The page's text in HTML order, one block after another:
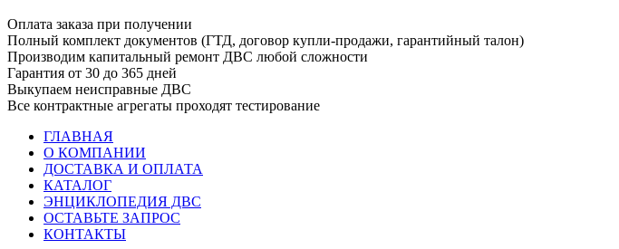
Оплата заказа при получении
Полный комплект документов (ГТД, договор купли-продажи, гарантийный талон)
Производим капитальный ремонт ДВС любой сложности
Гарантия от 30 до 365 дней
Выкупаем неисправные ДВС
Все контрактные агрегаты проходят тестирование
ГЛАВНАЯ
О КОМПАНИИ
ДОСТАВКА И ОПЛАТА
КАТАЛОГ
ЭНЦИКЛОПЕДИЯ ДВС
ОСТАВЬТЕ ЗАПРОС
КОНТАКТЫ